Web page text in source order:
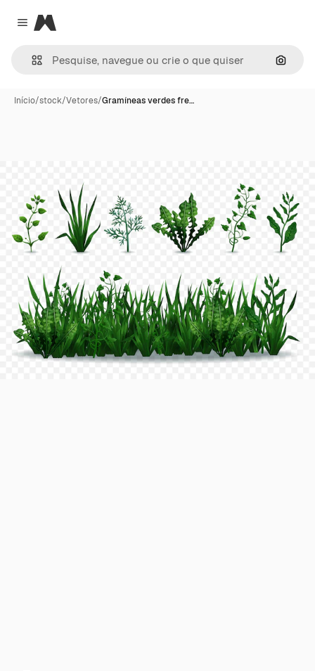
Close menu
Magnific
Início/stock/Vetores/Gramíneas verdes fre…